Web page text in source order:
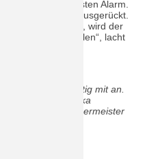
VW auf seinen ersten Alarm.
Jahr bereits ausgerückt.
so weitergeht, wird der
die Höhe schnellen“, lacht
des Neuen kräftig mit an.
Kress, Angelika
Schlingmann, Bürgermeister